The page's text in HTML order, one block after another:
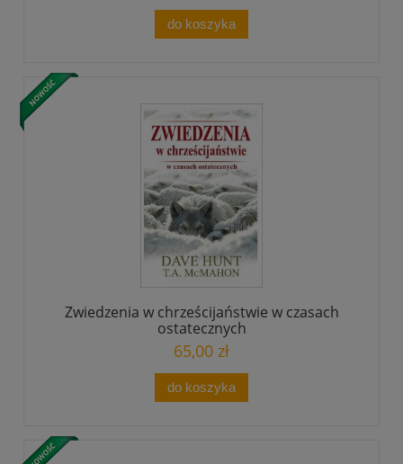
do koszyka
Zwiedzenia w chrześcijaństwie w czasach
ostatecznych
65,00 zł
do koszyka